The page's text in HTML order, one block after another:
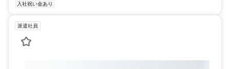
入社祝い金あり
派遣社員